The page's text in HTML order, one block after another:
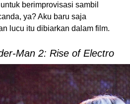
berimprovisasi sambil
ya? Aku baru saja
lucu itu dibiarkan dalam film.
Man 2: Rise of Electro